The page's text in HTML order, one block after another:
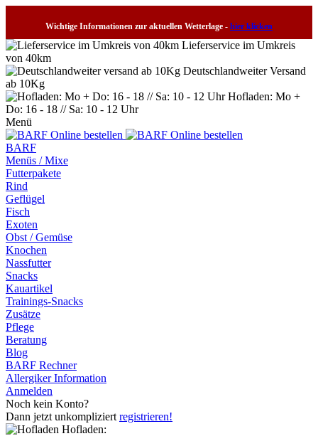
Wichtige Informationen zur aktuellen Wetterlage - hier klicken
Lieferservice im Umkreis
von 40km
Deutschlandweiter Versand
ab 10Kg
Hofladen: Mo +
Do: 16 - 18 // Sa: 10 - 12 Uhr
Menü
BARF
Menüs / Mixe
Futterpakete
Rind
Geflügel
Fisch
Exoten
Obst / Gemüse
Knochen
Nassfutter
Snacks
Kauartikel
Trainings-Snacks
Zusätze
Pflege
Beratung
Blog
BARF Rechner
Allergiker Information
Anmelden
Noch kein Konto?
Dann jetzt unkompliziert registrieren!
Hofladen: